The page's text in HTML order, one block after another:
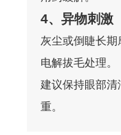
4、异物刺激
灰尘或倒睫长
电解拔毛处理。
建议保持眼部
重。